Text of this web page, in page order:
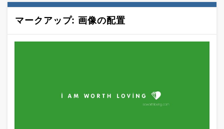
マークアップ: 画像の配置